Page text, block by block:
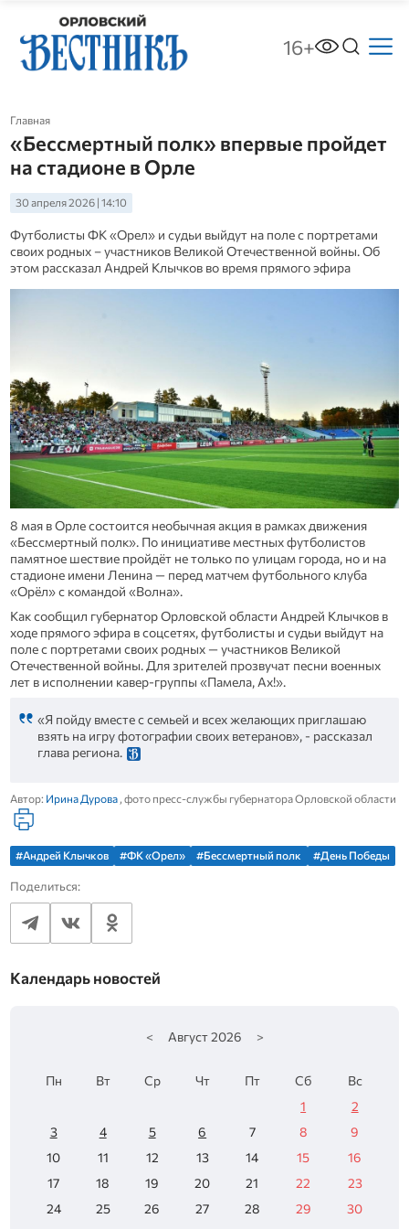
16+
Главная
«Бессмертный полк» впервые пройдет
на стадионе в Орле
30 апреля 2026 | 14:10
Футболисты ФК «Орел» и судьи выйдут на поле с портретами
своих родных – участников Великой Отечественной войны. Об
этом рассказал Андрей Клычков во время прямого эфира
8 мая в Орле состоится необычная акция в рамках движения
«Бессмертный полк». По инициативе местных футболистов
памятное шествие пройдёт не только по улицам города, но и на
стадионе имени Ленина — перед матчем футбольного клуба
«Орёл» с командой «Волна».
Как сообщил губернатор Орловской области Андрей Клычков в
ходе прямого эфира в соцсетях, футболисты и судьи выйдут на
поле с портретами своих родных — участников Великой
Отечественной войны. Для зрителей прозвучат песни военных
лет в исполнении кавер‑группы «Памела, Ах!».
«Я пойду вместе с семьей и всех желающих приглашаю
взять на игру фотографии своих ветеранов», - рассказал
глава региона.
Автор: Ирина Дурова, фото пресс-службы губернатора Орловской области
#Андрей Клычков #ФК «Орел» #Бессмертный полк #День Победы
Поделиться:
Календарь новостей
< Август 2026 >
Пн Вт Ср Чт Пт Сб
Вс
1
2
3
4 5 6 7 8
9
10
11 12 13 14 15
16
17
18 19 20 21 22
23
24
25 26 27 28 29
30